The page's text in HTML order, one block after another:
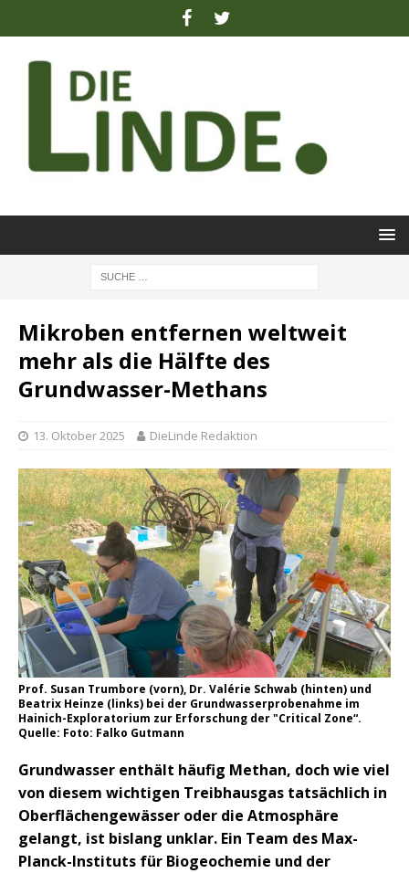
Mikroben entfernen weltweit
mehr als die Hälfte des
Grundwasser-Methans
13. Oktober 2025 DieLinde Redaktion
Prof. Susan Trumbore (vorn), Dr. Valérie Schwab (hinten) und
Beatrix Heinze (links) bei der Grundwasserprobenahme im
Hainich-Exploratorium zur Erforschung der "Critical Zone“.
Quelle: Foto: Falko Gutmann
Grundwasser enthält häufig Methan, doch wie viel
von diesem wichtigen Treibhausgas tatsächlich in
Oberflächengewässer oder die Atmosphäre
gelangt, ist bislang unklar. Ein Team des Max-
Planck-Instituts für Biogeochemie und der